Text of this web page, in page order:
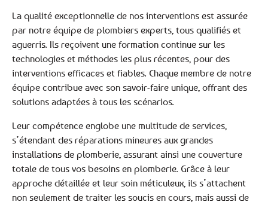
La qualité exceptionnelle de nos interventions est assurée
par notre équipe de plombiers experts, tous qualifiés et
aguerris. Ils reçoivent une formation continue sur les
technologies et méthodes les plus récentes, pour des
interventions efficaces et fiables. Chaque membre de notre
équipe contribue avec son savoir-faire unique, offrant des
solutions adaptées à tous les scénarios.
Leur compétence englobe une multitude de services,
s’étendant des réparations mineures aux grandes
installations de plomberie, assurant ainsi une couverture
totale de tous vos besoins en plomberie. Grâce à leur
approche détaillée et leur soin méticuleux, ils s’attachent
non seulement de traiter les soucis en cours, mais aussi de